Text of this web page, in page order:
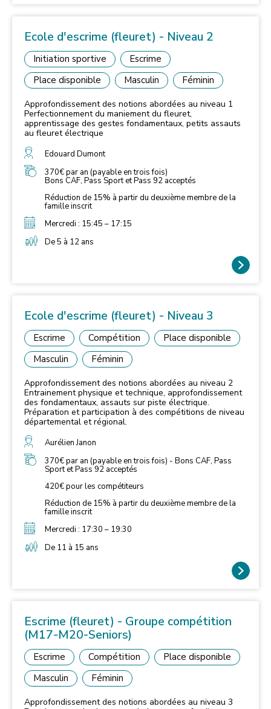
Ecole d'escrime (fleuret) - Niveau 2
Initiation sportive
Escrime
Place disponible
Masculin Féminin
Approfondissement des notions abordées au niveau 1
Perfectionnement du maniement du fleuret,
apprentissage des gestes fondamentaux, petits assauts
au fleuret électrique
Edouard Dumont
370€ par an (payable en trois fois)
Bons CAF, Pass Sport et Pass 92 acceptés
Réduction de 15% à partir du deuxième membre de la
famille inscrit
Mercredi : 15:45 – 17:15
De 5 à 12 ans
Ecole d'escrime (fleuret) - Niveau 3
Escrime Compétition
Place disponible
Masculin
Féminin
Approfondissement des notions abordées au niveau 2
Entrainement physique et technique, approfondissement
des fondamentaux, assauts sur piste électrique.
Préparation et participation à des compétitions de niveau
départemental et régional.
Aurélien Janon
370€ par an (payable en trois fois) - Bons CAF, Pass
Sport et Pass 92 acceptés
420€ pour les compétiteurs
Réduction de 15% à partir du deuxième membre de la
famille inscrit
Mercredi : 17:30 – 19:30
De 11 à 15 ans
Escrime (fleuret) - Groupe compétition
(M17-M20-Seniors)
Escrime Compétition
Place disponible
Masculin
Féminin
Approfondissement des notions abordées au niveau 3